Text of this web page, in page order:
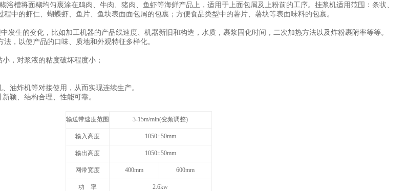
浴槽将面糊均匀裹涂在鸡肉、牛肉、猪肉、鱼虾等海鲜产品上，适用于上面包屑及上粉前的工序。挂浆机适用范围：条状、
中的虾仁、蝴蝶虾、鱼片、鱼块表面面包屑的包裹；方便食品类型中的薯片、薯块等表面味料的包裹。
发生的变化，比如加工机器的产品线速度、机器新旧和构造，水质，裹浆固化时间，二次加热方法以及炸粉裹附率等等。
，以使产品的口味、质地和外观特征多样化。
，对浆液的粘度破坏程度小；
油炸机等对接使用，从而实现连续生产。
颖、结构合理、性能可靠。
输送带速度范围 3-15m/min(变频调整)
输入高度 1050±50mm
输出高度 1050±50mm
网带宽度 400mm 600mm
功 率 2.6kw